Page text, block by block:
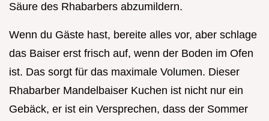
Säure des Rhabarbers abzumildern.
Wenn du Gäste hast, bereite alles vor, aber schlage
das Baiser erst frisch auf, wenn der Boden im Ofen
ist. Das sorgt für das maximale Volumen. Dieser
Rhabarber Mandelbaiser Kuchen ist nicht nur ein
Gebäck, er ist ein Versprechen, dass der Sommer